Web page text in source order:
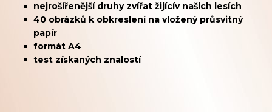
nejrošířenější druhy zvířat žijícív našich lesích
40 obrázků k obkreslení na vložený průsvitný
papír
formát A4
test získaných znalostí